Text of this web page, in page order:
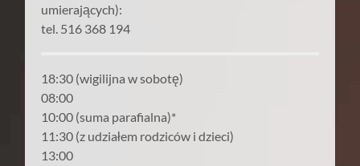
umierających):
tel. 516 368 194
18:30 (wigilijna w sobotę)
08:00
10:00 (suma parafialna)*
11:30 (z udziałem rodziców i dzieci)
13:00